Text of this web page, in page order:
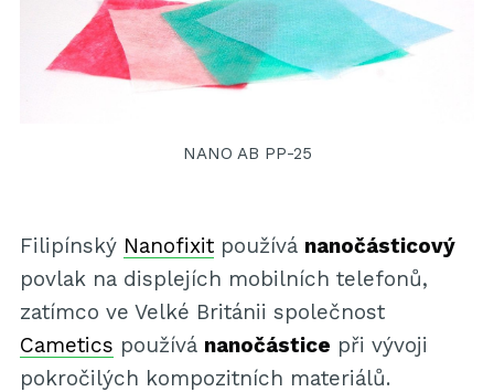
NANO AB PP-25
Filipínský Nanofixitpoužívá nanočásticový
povlak na displejích mobilních telefonů,
zatímco ve Velké Británii společnost
Cametics používá nanočástice při vývoji
pokročilých kompozitních materiálů.